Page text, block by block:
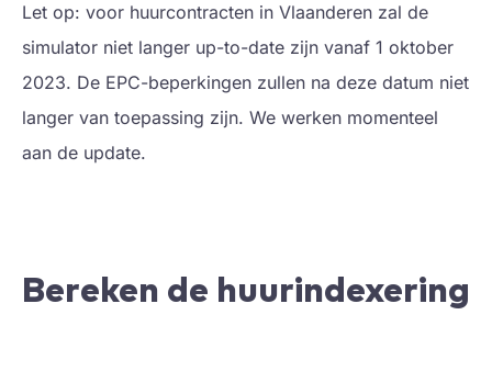
Let op: voor huurcontracten in Vlaanderen zal de
simulator niet langer up-to-date zijn vanaf 1 oktober
2023. De EPC-beperkingen zullen na deze datum niet
langer van toepassing zijn. We werken momenteel
aan de update.
Bereken de huurindexering